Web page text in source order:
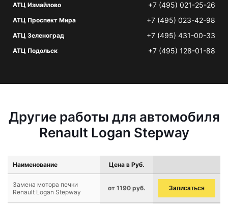
АТЦ Измайлово +7 (495) 021-25-26
АТЦ Проспект Мира +7 (495) 023-42-98
АТЦ Зеленоград +7 (495) 431-00-33
АТЦ Подольск +7 (495) 128-01-88
Другие работы для автомобиля
Renault Logan Stepway
Наименование Цена в Руб.
Замена мотора печки
Renault Logan Stepway
от 1190 руб. Записаться